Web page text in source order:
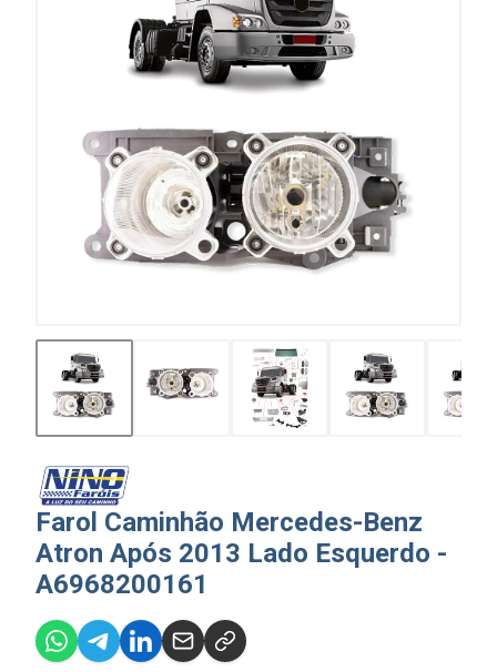
Farol Caminhão Mercedes-Benz
Atron Após 2013 Lado Esquerdo -
A6968200161